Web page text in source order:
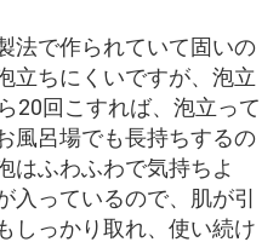
法で作られていて固いの
立ちにくいですが、泡立
20回こすれば、泡立って
風呂場でも長持ちするの
はふわふわで気持ちよ
入っているので、肌が引
しっかり取れ、使い続け